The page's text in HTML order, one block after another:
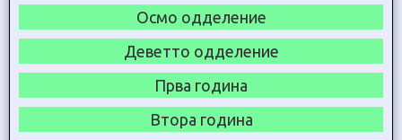
Осмо одделение
Деветто одделение
Прва година
Втора година